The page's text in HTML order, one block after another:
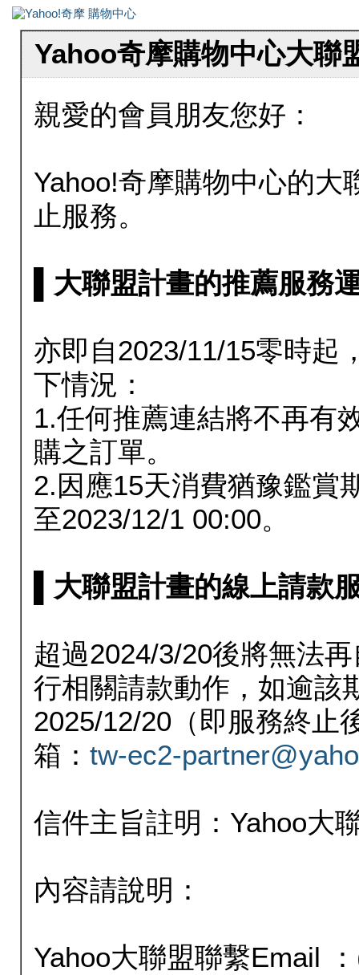
Yahoo奇摩購物中心大聯
親愛的會員朋友您好：
Yahoo!奇摩購物中心的大
止服務。
▌大聯盟計畫的推薦服務
亦即自2023/11/15零時起
下情況：
1.任何推薦連結將不再有
購之訂單。
2.因應15天消費猶豫鑑賞
至2023/12/1 00:00。
▌大聯盟計畫的線上請款
超過2024/3/20後將無法
行相關請款動作，如逾該
2025/12/20（即服務終止
箱： tw-ec2-
信件主旨註明：Yahoo大
內容請說明：
Yahoo大聯盟聯繫Email